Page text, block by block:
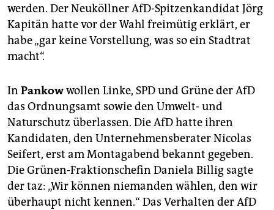
werden. Der Neuköllner AfD-Spitzenkandidat Jörg
Kapitän hatte vor der Wahl freimütig erklärt, er
habe „gar keine Vorstellung, was so ein Stadtrat
macht“.
In Pankowwollen Linke, SPD und Grüne der AfD
das Ordnungsamt sowie den Umwelt- und
Naturschutz überlassen. Die AfD hatte ihren
Kandidaten, den Unternehmensberater Nicolas
Seifert, erst am Montagabend bekannt gegeben.
Die Grünen-Fraktionschefin Daniela Billig sagte
der taz: „Wir können niemanden wählen, den wir
überhaupt nicht kennen.“ Das Verhalten der AfD